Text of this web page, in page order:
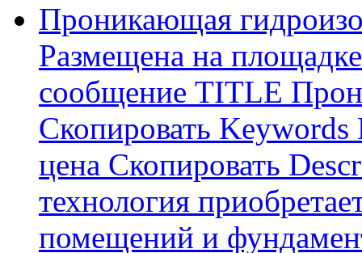
Проникающая
Размещена на
сообщение TITLE
Скопировать
цена Скопировать
технология
помещений и